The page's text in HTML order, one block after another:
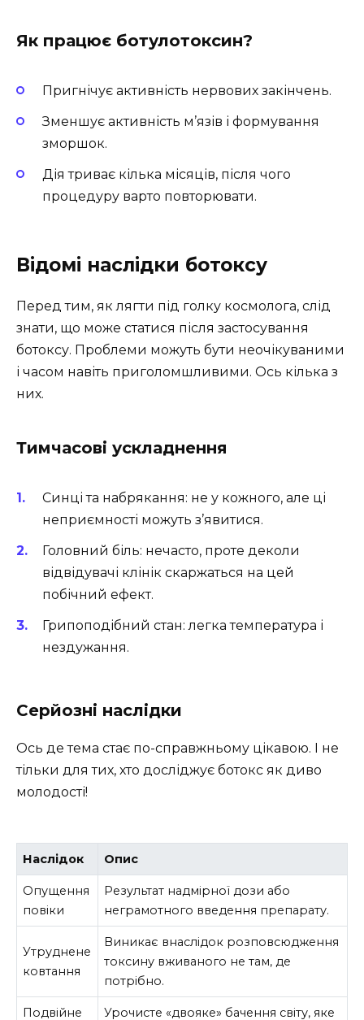
Як працює ботулотоксин?
Пригнічує активність нервових закінчень.
Зменшує активність м’язів і формування
зморшок.
Дія триває кілька місяців, після чого
процедуру варто повторювати.
Відомі наслідки ботоксу
Перед тим, як лягти під голку космолога, слід
знати, що може статися після застосування
ботоксу. Проблеми можуть бути неочікуваними
і часом навіть приголомшливими. Ось кілька з
них.
Тимчасові ускладнення
Синці та набрякання: не у кожного, але ці
неприємності можуть з’явитися.
Головний біль: нечасто, проте деколи
відвідувачі клінік скаржаться на цей
побічний ефект.
Грипоподібний стан: легка температура і
нездужання.
Серйозні наслідки
Ось де тема стає по-справжньому цікавою. І не
тільки для тих, хто досліджує ботокс як диво
молодості!
Наслідок Опис
Опущення
повіки
Результат надмірної дози або
неграмотного введення препарату.
Утруднене
ковтання
Виникає внаслідок розповсюдження
токсину вживаного не там, де
потрібно.
Подвійне Урочисте «двояке» бачення світу, яке